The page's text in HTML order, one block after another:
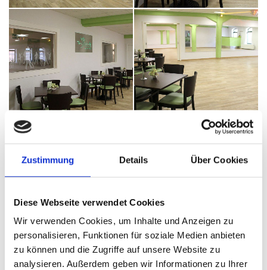
Zustimmung Details Über Cookies
Diese Webseite verwendet Cookies
Wir verwenden Cookies, um Inhalte und Anzeigen zu
personalisieren, Funktionen für soziale Medien anbieten
zu können und die Zugriffe auf unsere Website zu
analysieren. Außerdem geben wir Informationen zu Ihrer